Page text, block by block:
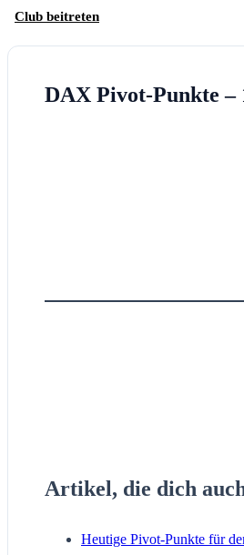
Club beitreten
DAX Pivot-Punkte –
Artikel, die dich
Heutige Pivot-Punkte für